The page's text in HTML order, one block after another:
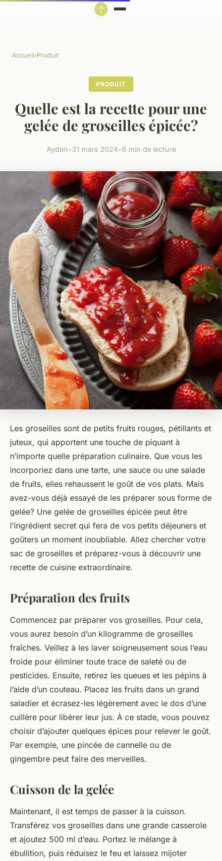
Accueil›Produit
PRODUIT
Quelle est la recette pour une
gelée de groseilles épicée?
Ayden•31 mars 2024•6 min de lecture
Les groseilles sont de petits fruits rouges, pétillants et
juteux, qui apportent une touche de piquant à
n’importe quelle préparation culinaire. Que vous les
incorporiez dans une tarte, une sauce ou une salade
de fruits, elles rehaussent le goût de vos plats. Mais
avez-vous déjà essayé de les préparer sous forme de
gelée? Une gelée de groseilles épicée peut être
l’ingrédient secret qui fera de vos petits déjeuners et
goûters un moment inoubliable. Allez chercher votre
sac de groseilles et préparez-vous à découvrir une
recette de cuisine extraordinaire.
Préparation des fruits
Commencez par préparer vos groseilles. Pour cela,
vous aurez besoin d’un kilogramme de groseilles
fraîches. Veillez à les laver soigneusement sous l’eau
froide pour éliminer toute trace de saleté ou de
pesticides. Ensuite, retirez les queues et les pépins à
l’aide d’un couteau. Placez les fruits dans un grand
saladier et écrasez-les légèrement avec le dos d’une
cuillère pour libérer leur jus. À ce stade, vous pouvez
choisir d’ajouter quelques épices pour relever le goût.
Par exemple, une pincée de cannelle ou de
gingembre peut faire des merveilles.
Cuisson de la gelée
Maintenant, il est temps de passer à la cuisson.
Transférez vos groseilles dans une grande casserole
et ajoutez 500 ml d’eau. Portez le mélange à
ébullition, puis réduisez le feu et laissez mijoter